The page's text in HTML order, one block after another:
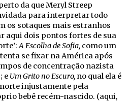
da que Meryl Streep
para interpretar todo
os sotaques mais estranhos
aqui dois pontos fortes de sua
A Escolha de Sofia, como um
se fixar na América após
de concentração nazista
e Um Grito no Escuro, no qual ela é
injustamente pela
bebê recém-nascido. (aqui,